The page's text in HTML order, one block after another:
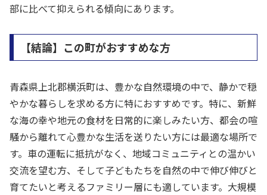
部に比べて抑えられる傾向にあります。
【結論】この町がおすすめな方
青森県上北郡横浜町は、豊かな自然環境の中で、静かで穏
やかな暮らしを求める方に特におすすめです。特に、新鮮
な海の幸や地元の食材を日常的に楽しみたい方、都会の喧
騒から離れて心豊かな生活を送りたい方には最適な場所で
す。車の運転に抵抗がなく、地域コミュニティとの温かい
交流を望む方、そして子どもたちを自然の中で伸び伸びと
育てたいと考えるファミリー層にも適しています。大規模